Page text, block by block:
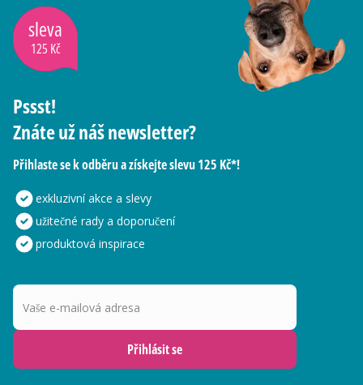
sleva
125 Kč
Pssst!
Znáte už náš newsletter?
Přihlaste se k odběru a získejte slevu 125 Kč*!
exkluzivní akce a slevy
užitečné rady a doporučení
produktová inspirace
Vaše e-mailová adresa
Přihlásit se